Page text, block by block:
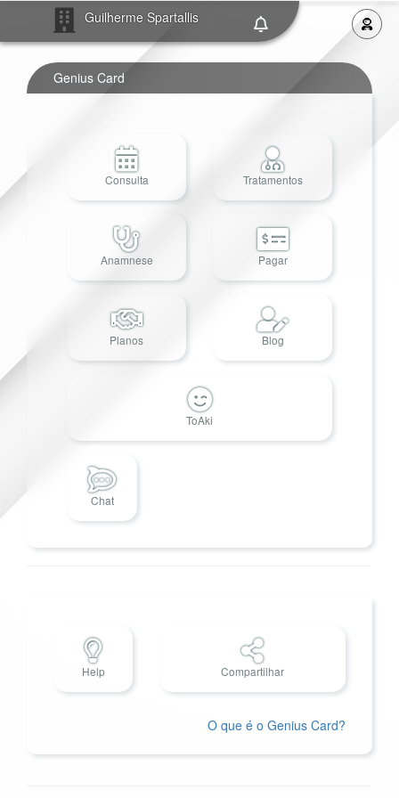
Guilherme Spartallis
Genius Card
Consulta Tratamentos
Anamnese Pagar
Planos Blog
ToAki
Chat
Compartilhar
Help
O que é o Genius Card?